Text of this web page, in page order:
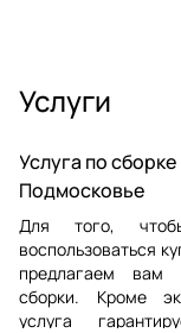
Услуги
Услуга по
Подмосковье
Для того,
воспользоваться
предлагаем вам
сборки. Кроме
услуга